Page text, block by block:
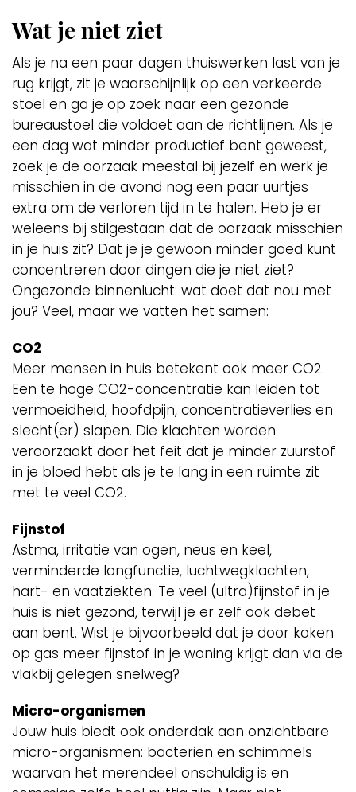
Wat je niet ziet
Als je na een paar dagen thuiswerken last van je
rug krijgt, zit je waarschijnlijk op een verkeerde
stoel en ga je op zoek naar een gezonde
bureaustoel die voldoet aan de richtlijnen. Als je
een dag wat minder productief bent geweest,
zoek je de oorzaak meestal bij jezelf en werk je
misschien in de avond nog een paar uurtjes
extra om de verloren tijd in te halen. Heb je er
weleens bij stilgestaan dat de oorzaak misschien
in je huis zit? Dat je je gewoon minder goed kunt
concentreren door dingen die je niet ziet?
Ongezonde binnenlucht: wat doet dat nou met
jou? Veel, maar we vatten het samen:
CO2
Meer mensen in huis betekent ook meer CO2.
Een te hoge CO2-concentratie kan leiden tot
vermoeidheid, hoofdpijn, concentratieverlies en
slecht(er) slapen. Die klachten worden
veroorzaakt door het feit dat je minder zuurstof
in je bloed hebt als je te lang in een ruimte zit
met te veel CO2.
Fijnstof
Astma, irritatie van ogen, neus en keel,
verminderde longfunctie, luchtwegklachten,
hart- en vaatziekten. Te veel (ultra)fijnstof in je
huis is niet gezond, terwijl je er zelf ook debet
aan bent. Wist je bijvoorbeeld dat je door koken
op gas meer fijnstof in je woning krijgt dan via de
vlakbij gelegen snelweg?
Micro-organismen
Jouw huis biedt ook onderdak aan onzichtbare
micro-organismen: bacteriën en schimmels
waarvan het merendeel onschuldig is en